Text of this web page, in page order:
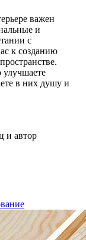
важен
и
с
к созданию
в них душу и
и автор